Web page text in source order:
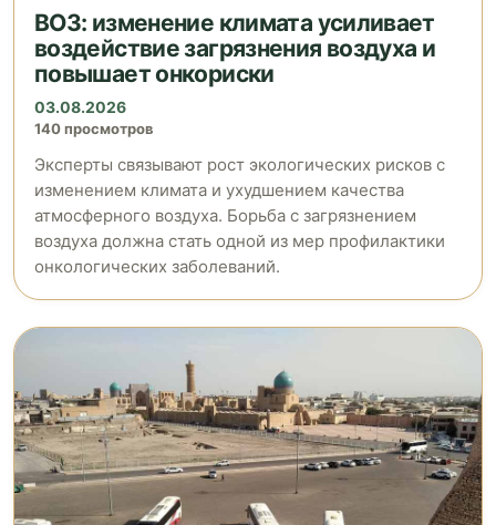
ВОЗ: изменение климата усиливает
воздействие загрязнения воздуха и
повышает онкориски
03.08.2026
140 просмотров
Эксперты связывают рост экологических рисков с
изменением климата и ухудшением качества
атмосферного воздуха. Борьба с загрязнением
воздуха должна стать одной из мер профилактики
онкологических заболеваний.